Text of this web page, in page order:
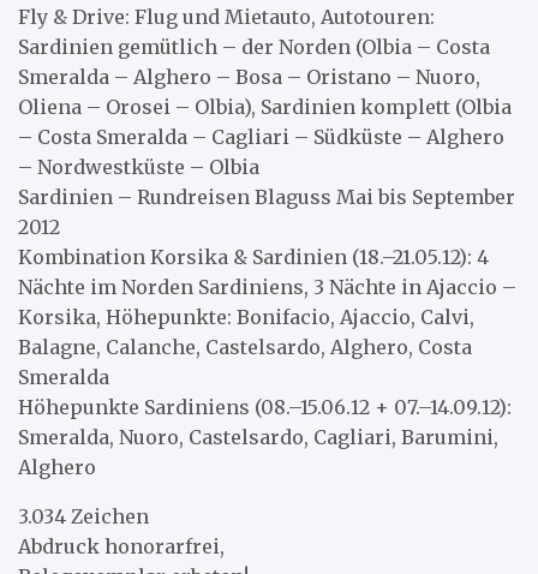
Fly & Drive: Flug und Mietauto, Autotouren:
Sardinien gemütlich – der Norden (Olbia – Costa
Smeralda – Alghero – Bosa – Oristano – Nuoro,
Oliena – Orosei – Olbia), Sardinien komplett (Olbia
– Costa Smeralda – Cagliari – Südküste – Alghero
– Nordwestküste – Olbia
Sardinien – Rundreisen Blaguss Mai bis September
2012
Kombination Korsika & Sardinien (18.–21.05.12): 4
Nächte im Norden Sardiniens, 3 Nächte in Ajaccio –
Korsika, Höhepunkte: Bonifacio, Ajaccio, Calvi,
Balagne, Calanche, Castelsardo, Alghero, Costa
Smeralda
Höhepunkte Sardiniens (08.–15.06.12 + 07.–14.09.12):
Smeralda, Nuoro, Castelsardo, Cagliari, Barumini,
Alghero
3.034 Zeichen
Abdruck honorarfrei,